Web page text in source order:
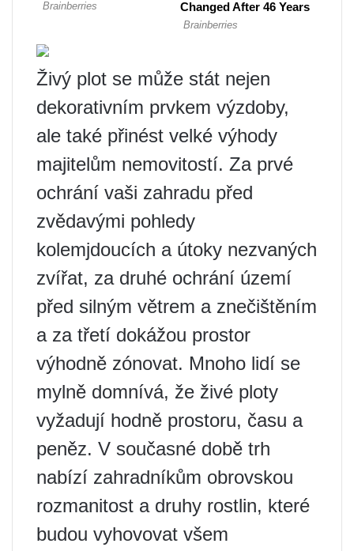
Živý plot se může stát nejen
dekorativním prvkem výzdoby,
ale také přinést velké výhody
majitelům nemovitostí. Za prvé
ochrání vaši zahradu před
zvědavými pohledy
kolemjdoucích a útoky nezvaných
zvířat, za druhé ochrání území
před silným větrem a znečištěním
a za třetí dokážou prostor
výhodně zónovat. Mnoho lidí se
mylně domnívá, že živé ploty
vyžadují hodně prostoru, času a
peněz. V současné době trh
nabízí zahradníkům obrovskou
rozmanitost a druhy rostlin, které
budou vyhovovat všem